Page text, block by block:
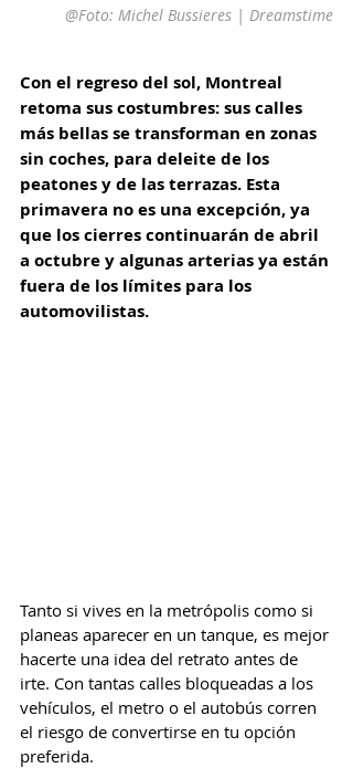
@Foto: Michel Bussieres | Dreamstime
Con el regreso del sol, Montreal
retoma sus costumbres: sus calles
más bellas se transforman en zonas
sin coches, para deleite de los
peatones y de las terrazas. Esta
primavera no es una excepción, ya
que los cierres continuarán de abril
a octubre y algunas arterias ya están
fuera de los límites para los
automovilistas.
Tanto si vives en la metrópolis como si
planeas aparecer en un tanque, es mejor
hacerte una idea del retrato antes de
irte. Con tantas calles bloqueadas a los
vehículos, el metro o el autobús corren
el riesgo de convertirse en tu opción
preferida.